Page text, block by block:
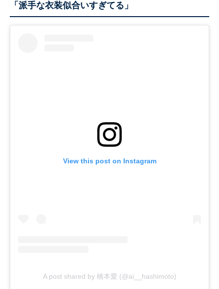
「派手な衣装似合いすぎてる」
View this post on Instagram
A post shared by 橋本愛 (@ai__hashimoto)